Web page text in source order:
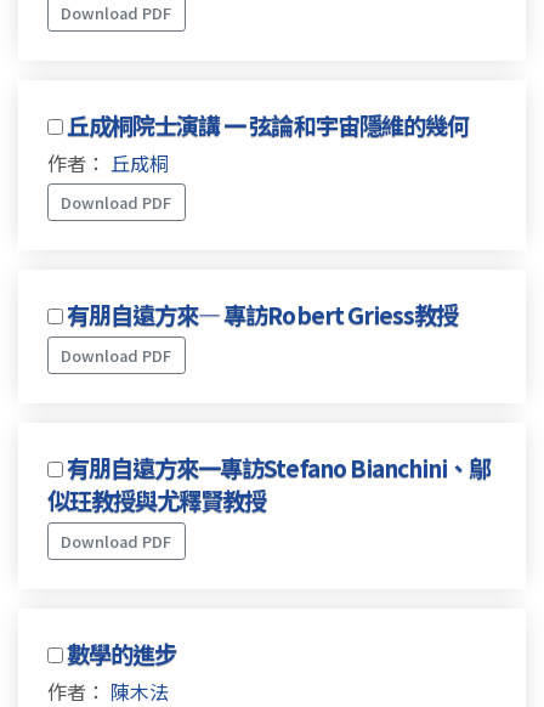
Download PDF
丘成桐院士演講 一 弦論和宇宙隱維的幾何
作者： 丘成桐
Download PDF
有朋自遠方來— 專訪Robert Griess教授
Download PDF
有朋自遠方來一專訪Stefano Bianchini、鄔
似玨教授與尤釋賢教授
Download PDF
數學的進步
作者： 陳木法